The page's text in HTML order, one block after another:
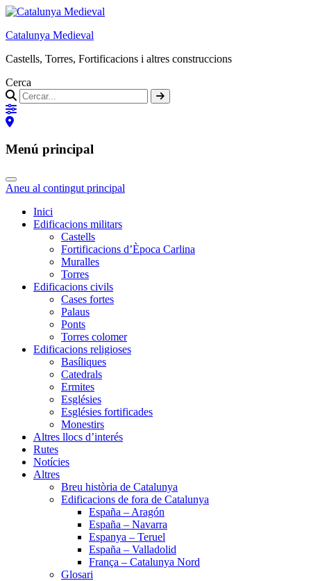
Catalunya Medieval
Castells, Torres, Fortificacions i altres construccions
Cerca
Menú principal
Aneu al contingut principal
Inici
Edificacions militars
Castells
Fortificacions d’Època Carlina
Muralles
Torres
Edificacions civils
Cases fortes
Palaus
Ponts
Torres colomer
Edificacions religioses
Basíliques
Catedrals
Ermites
Esglésies
Esglésies fortificades
Monestirs
Altres llocs d’interés
Rutes
Notícies
Altres
Breu història de Catalunya
Edificacions de fora de Catalunya
España – Aragón
España – Navarra
Espanya – Teruel
España – Valladolid
França – Catalunya Nord
Glosari